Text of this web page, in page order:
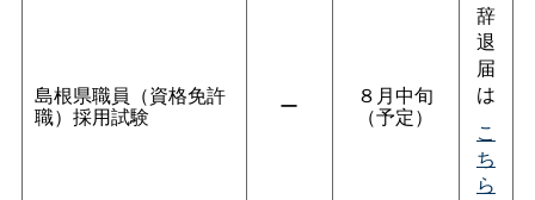
島根県職員（資格免許
職）採用試験 ー ８月中旬
（予定）
辞
退
届
は
こ
ち
ら